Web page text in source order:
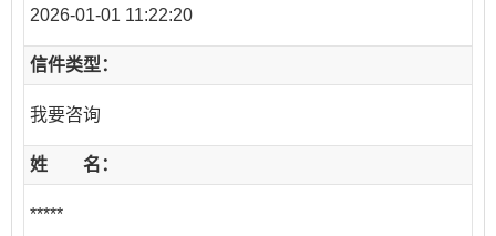
2026-01-01 11:22:20
信件类型：
我要咨询
姓 名：
*****